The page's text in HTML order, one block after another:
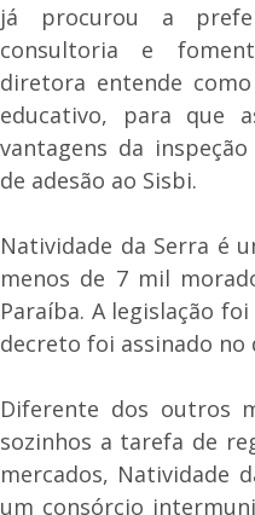
já procurou a
consultoria e
diretora entende
educativo, para que
vantagens da
de adesão ao Sisbi.
Natividade da Serra é
menos de 7 mil
Paraíba. A legislação
decreto foi assinado no
Diferente dos outros
sozinhos a tarefa de
mercados, Natividade
um consórcio